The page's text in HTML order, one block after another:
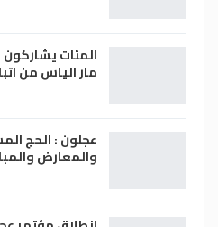
المئات
مار الياس من
عجلون : الحج
والمعارض